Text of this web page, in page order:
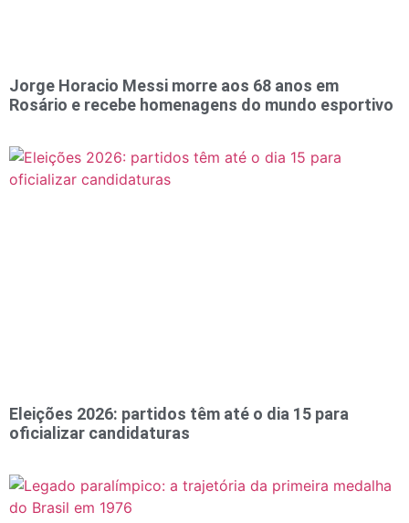
Jorge Horacio Messi morre aos 68 anos em
Rosário e recebe homenagens do mundo esportivo
Eleições 2026: partidos têm até o dia 15 para
oficializar candidaturas